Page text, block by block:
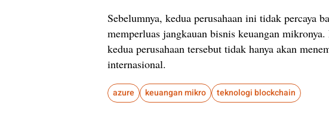
Sebelumnya, kedua perusahaan ini tidak percaya
memperluas jangkauan bisnis keuangan
kedua perusahaan tersebut tidak hanya akan
internasional.
azure keuangan mikro teknologi blockchain